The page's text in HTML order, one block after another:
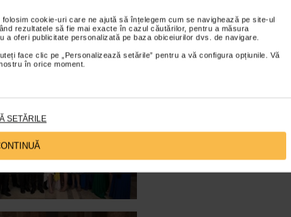
cookie-uri care ne ajută să înțelegem cum se navighează pe site-ul
rezultatele să fie mai exacte în cazul căutărilor, pentru a măsura
oferi publicitate personalizată pe baza obiceiurilor dvs. de navigare.
face clic pe „Personalizează setările” pentru a vă configura opțiunile. Vă
în orice moment.
SETĂRILE
ramane si petrecerea